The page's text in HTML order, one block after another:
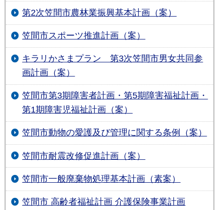
第2次笠間市農林業振興基本計画（案）
笠間市スポーツ推進計画（案）
キラリかさまプラン 第3次笠間市男女共同参
画計画（案）
笠間市第3期障害者計画・第5期障害福祉計画・
第1期障害児福祉計画（案）
笠間市動物の愛護及び管理に関する条例（案）
笠間市耐震改修促進計画（案）
笠間市一般廃棄物処理基本計画（素案）
笠間市 高齢者福祉計画 介護保険事業計画